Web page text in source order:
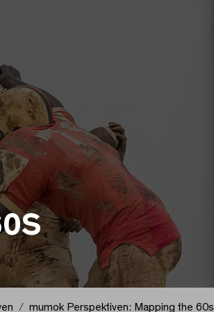
mumok Perspektiven: Mapping the 60s